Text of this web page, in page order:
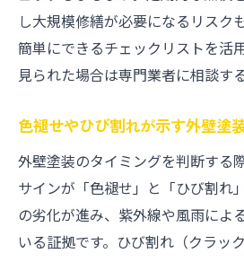
し大規模修繕が必要になるリスク
簡単にできるチェックリストを活
見られた場合は専門業者に相談す
色褪せやひび割れが示す外壁塗
外壁塗装のタイミングを判断する
サインが「色褪せ」と「ひび割れ
の劣化が進み、紫外線や風雨によ
いる証拠です。ひび割れ（クラッ